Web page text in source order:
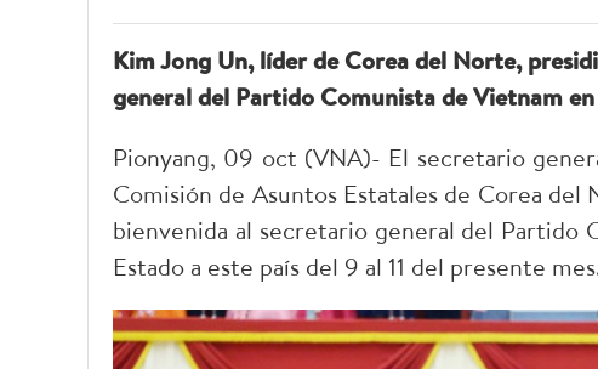
Kim Jong Un, líder de Corea del Norte,
general del Partido Comunista de Vietnam
Pionyang, 09 oct (VNA)- El secretario
Comisión de Asuntos Estatales de Corea
bienvenida al secretario general del Partido
Estado a este país del 9 al 11 del presente